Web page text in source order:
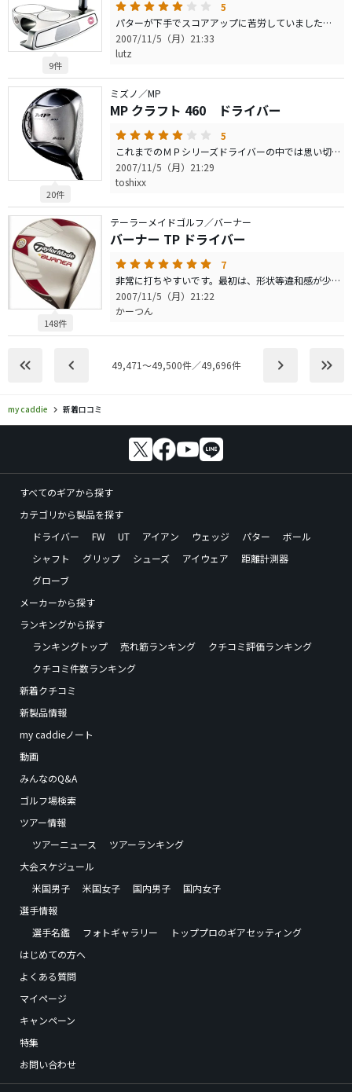
9件
5
パターが下手でスコアアップに苦労していましたが、非常にスコアアップに貢献しています。
2007/11/5（月）21:33
lutz
20件
ミズノ／MP
MP クラフト 460 ドライバー
5
これまでのＭＰシリーズドライバーの中では思い切り振り抜けると思います。また、打感もとても良く、飛距離も出ます。構えたときの安心感があります。つかまり過ぎることもなく、私はヘッドスピード４８程度ですが、ヘッドスピードの速い人が叩いても左を怖がらなくても良さそうです。これなら狭いフェアウェーも大丈夫、スコアーメイクの武器になると思います。
2007/11/5（月）21:29
toshixx
148件
テーラーメイドゴルフ／バーナー
バーナー TP ドライバー
7
非常に打ちやすいです。最初は、形状等違和感が少しありましたが、試打してみると打ちやすく、飛距離も出ているようです。また、友人が三菱のディアマナ青S６３にしたので試打させてもらったところ、さらに安定していました。
2007/11/5（月）21:22
かーつん
keyboard_double_arrow_left keyboard_arrow_left 49,471〜49,500件／49,696件 keyboard_arrow_right keyboard_double_arrow_right
my caddie 新着口コミ
すべてのギアから探す
カテゴリから製品を探す
ドライバー
FW UT アイアン ウェッジ パター
ボール
シャフト
グリップ シューズ アイウェア
距離計測器
グローブ
メーカーから探す
ランキングから探す
ランキングトップ
売れ筋ランキング
クチコミ評価ランキング
クチコミ件数ランキング
新着クチコミ
新製品情報
my caddieノート
動画
みんなのQ&A
ゴルフ場検索
ツアー情報
ツアーニュース
ツアーランキング
大会スケジュール
米国男子
米国女子 国内男子
国内女子
選手情報
選手名鑑
フォトギャラリー
トッププロのギアセッティング
はじめての方へ
よくある質問
マイページ
キャンペーン
特集
お問い合わせ